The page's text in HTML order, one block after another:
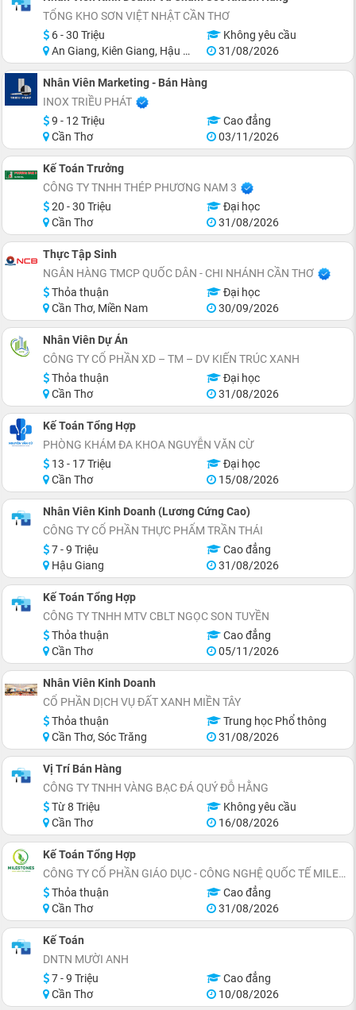
TỔNG KHO SƠN VIỆT NHẬT CẦN THƠ
6 - 30 Triệu
Không yêu cầu
An Giang, Kiên Giang, Hậu Giang, Sóc Trăng, Bạc Liêu, Cà Mau
31/08/2026
Nhân Viên Marketing - Bán Hàng
INOX TRIỀU PHÁT
9 - 12 Triệu
Cao đẳng
Cần Thơ
03/11/2026
Kế Toán Trưởng
CÔNG TY TNHH THÉP PHƯƠNG NAM 3
20 - 30 Triệu
Đại học
Cần Thơ
31/08/2026
Thực Tập Sinh
NGÂN HÀNG TMCP QUỐC DÂN - CHI NHÁNH CẦN THƠ
Thỏa thuận
Đại học
Cần Thơ, Miền Nam
30/09/2026
Nhân Viên Dự Án
CÔNG TY CỔ PHẦN XD – TM – DV KIẾN TRÚC XANH
Thỏa thuận
Đại học
Cần Thơ
31/08/2026
Kế Toán Tổng Hợp
PHÒNG KHÁM ĐA KHOA NGUYỄN VĂN CỪ
13 - 17 Triệu
Đại học
Cần Thơ
15/08/2026
Nhân Viên Kinh Doanh (Lương Cứng Cao)
CÔNG TY CỔ PHẦN THỰC PHẨM TRẦN THÁI
7 - 9 Triệu
Cao đẳng
Hậu Giang
31/08/2026
Kế Toán Tổng Hợp
CÔNG TY TNHH MTV CBLT NGỌC SON TUYỀN
Thỏa thuận
Cao đẳng
Cần Thơ
05/11/2026
Nhân Viên Kinh Doanh
CỔ PHẦN DỊCH VỤ ĐẤT XANH MIỀN TÂY
Thỏa thuận
Trung học Phổ thông
Cần Thơ, Sóc Trăng
31/08/2026
Vị Trí Bán Hàng
CÔNG TY TNHH VÀNG BẠC ĐÁ QUÝ ĐỖ HẰNG
Từ 8 Triệu
Không yêu cầu
Cần Thơ
16/08/2026
Kế Toán Tổng Hợp
CÔNG TY CỔ PHẦN GIÁO DỤC - CÔNG NGHỆ QUỐC TẾ MILESTONES
Thỏa thuận
Cao đẳng
Cần Thơ
31/08/2026
Kế Toán
DNTN MƯỜI ANH
7 - 9 Triệu
Cao đẳng
Cần Thơ
10/08/2026